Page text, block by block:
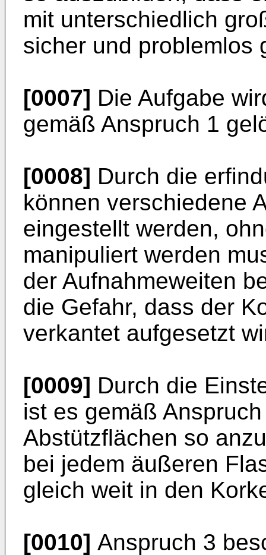
mit unterschiedlich
sicher und problemlos
[0007] Die Aufgabe
gemäß Anspruch 1
[0008] Durch die
können verschiedene
eingestellt werden,
manipuliert werden
der Aufnahmeweiten
die Gefahr, dass der
verkantet aufgesetzt
[0009] Durch die
ist es gemäß
Abstützflächen so
bei jedem äußeren
gleich weit in den
[0010] Anspruch 3